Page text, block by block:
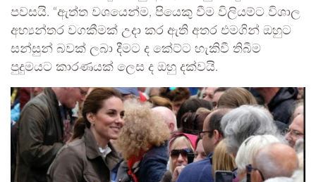
පවසයි. “ඇත්ත වශයෙන්ම, පියෙකු වීම විලියම්ට විශාල
අභ්‍යන්තර වගකීමක් උදා කර ඇති අතර එමගින් ඔහුට
සන්සුන් බවක් ලබා දීමට ද කේට්ට හැකිවී තිබීම
පුදුමයට කාරණයක් ලෙස ද ඔහු දක්වයි.